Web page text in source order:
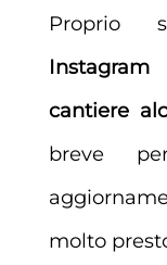
Proprio
cantiere
breve
molto